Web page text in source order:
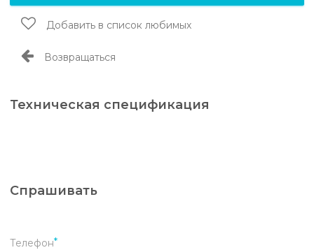
Добавить в список любимых
Возвращаться
Техническая спецификация
Спрашивать
Телефон